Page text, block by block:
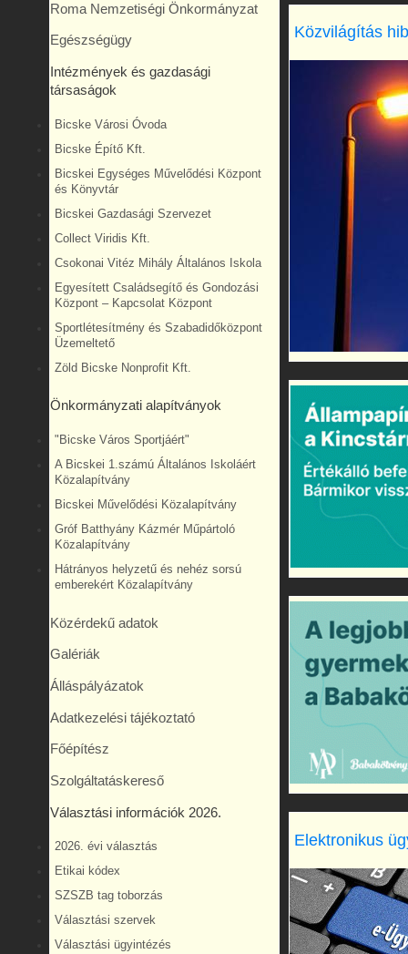
Roma Nemzetiségi Önkormányzat
Egészségügy
Intézmények és gazdasági
társaságok
Bicske Városi Óvoda
Bicske Építő Kft.
Bicskei Egységes Művelődési Központ
és Könyvtár
Bicskei Gazdasági Szervezet
Collect Viridis Kft.
Csokonai Vitéz Mihály Általános Iskola
Egyesített Családsegítő és Gondozási
Központ – Kapcsolat Központ
Sportlétesítmény és Szabadidőközpont
Üzemeltető
Zöld Bicske Nonprofit Kft.
Önkormányzati alapítványok
"Bicske Város Sportjáért"
A Bicskei 1.számú Általános Iskoláért
Közalapítvány
Bicskei Művelődési Közalapítvány
Gróf Batthyány Kázmér Műpártoló
Közalapítvány
Hátrányos helyzetű és nehéz sorsú
emberekért Közalapítvány
Közérdekű adatok
Galériák
Álláspályázatok
Adatkezelési tájékoztató
Főépítész
Szolgáltatáskereső
Választási információk 2026.
2026. évi választás
Etikai kódex
SZSZB tag toborzás
Választási szervek
Választási ügyintézés
Közvilágítás
Elektronikus